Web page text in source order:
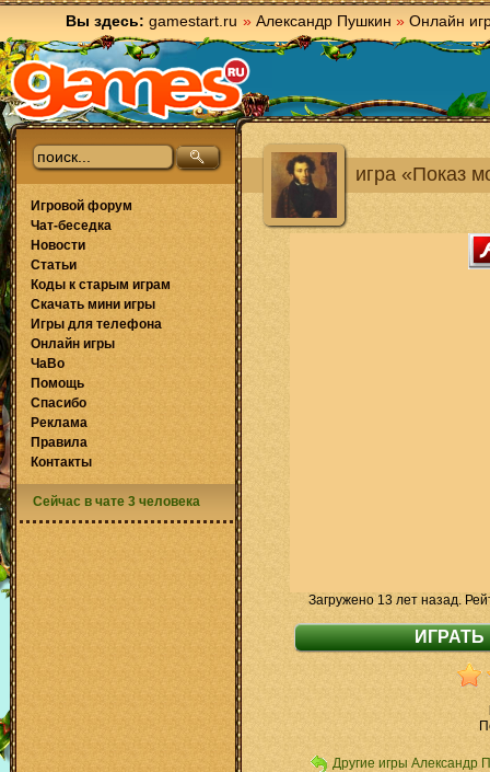
Вы здесь: gamestart.ru » Александр Пушкин » Онлайн
игра «Показ
Загружено 13 лет назад.
Другие игры Александр
Игровой форум
Чат-беседка
Новости
Статьи
Коды к старым играм
Скачать мини игры
Игры для телефона
Онлайн игры
ЧаВо
Помощь
Спасибо
Реклама
Правила
Контакты
Сейчас в чате 3 человека